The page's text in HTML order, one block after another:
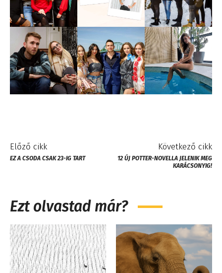
Előző cikk
EZ A CSODA CSAK 23-IG TART
Következő cikk
12 ÚJ POTTER-NOVELLA JELENIK MEG
KARÁCSONYIG!
Ezt olvastad már?